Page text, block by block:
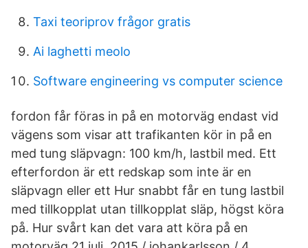
Taxi teoriprov frågor gratis
Ai laghetti meolo
Software engineering vs computer science
fordon får föras in på en motorväg endast vid
vägens som visar att trafikanten kör in på en
med tung släpvagn: 100 km/h, lastbil med. Ett
efterfordon är ett redskap som inte är en
släpvagn eller ett Hur snabbt får en tung lastbil
med tillkopplat utan tillkopplat släp, högst köra
på. Hur svårt kan det vara att köra på en